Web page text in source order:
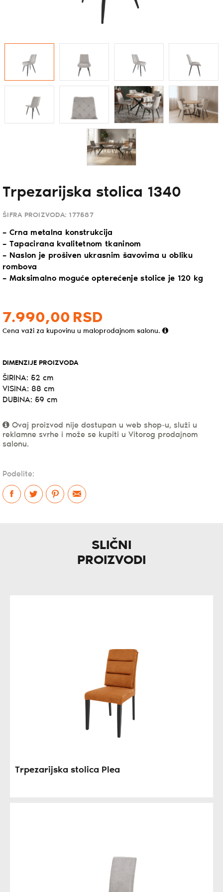
Trpezarijska stolica 1340
ŠIFRA PROIZVODA: 177587
– Crna metalna konstrukcija
– Tapacirana kvalitetnom tkaninom
– Naslon je prošiven ukrasnim šavovima u obliku
rombova
– Maksimalno moguće opterećenje stolice je 120 kg
7.990,00 RSD
Cena važi za kupovinu u maloprodajnom salonu.
DIMENZIJE PROIZVODA
ŠIRINA: 52 cm
VISINA: 88 cm
DUBINA: 59 cm
Ovaj proizvod nije dostupan u web shop-u, služi u
reklamne svrhe i može se kupiti u Vitorog prodajnom
salonu.
Podelite:
SLIČNI
PROIZVODI
Trpezarijska stolica Plea